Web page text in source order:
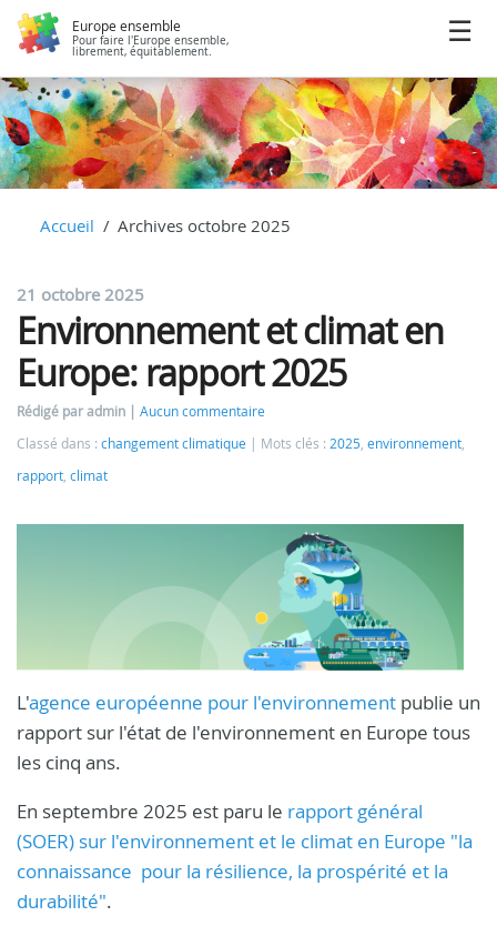
Europe ensemble
Pour faire l'Europe ensemble,
librement, équitablement.
Accueil Archives octobre 2025
21 octobre 2025
Environnement et climat en
Europe: rapport 2025
Rédigé par admin
Aucun commentaire
Classé dans : changement climatique Mots clés : 2025 environnement
rapport climat
L'agence européenne pour l'environnement publie un
rapport sur l'état de l'environnement en Europe tous
les cinq ans.
En septembre 2025 est paru le rapport général
(SOER) sur l'environnement et le climat en Europe "la
connaissance pour la résilience, la prospérité et la
durabilité".